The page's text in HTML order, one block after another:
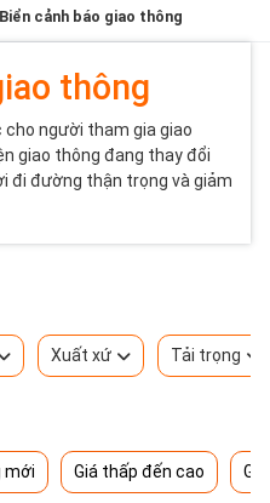
Biển cảnh báo giao thông
thông
cho người tham gia giao
giao thông đang thay đổi
đi đường thận trọng và giảm
Xuất xứ Tải trọng
mới Giá thấp đến cao